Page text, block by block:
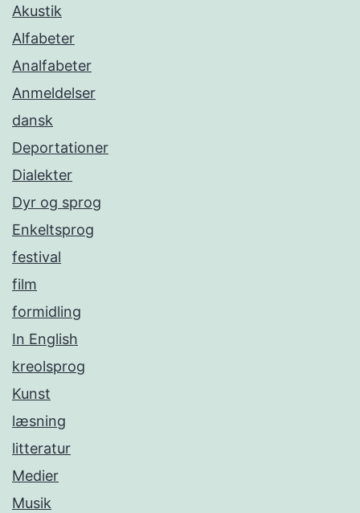
Akustik
Alfabeter
Analfabeter
Anmeldelser
dansk
Deportationer
Dialekter
Dyr og sprog
Enkeltsprog
festival
film
formidling
In English
kreolsprog
Kunst
læsning
litteratur
Medier
Musik